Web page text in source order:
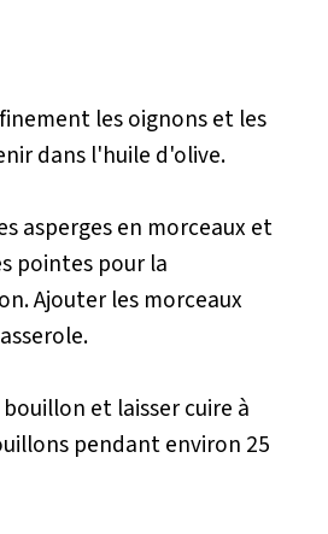
les oignons et les
dans l'huile d'olive.
asperges en morceaux et
pointes pour la
Ajouter les morceaux
et laisser cuire à
pendant environ 25